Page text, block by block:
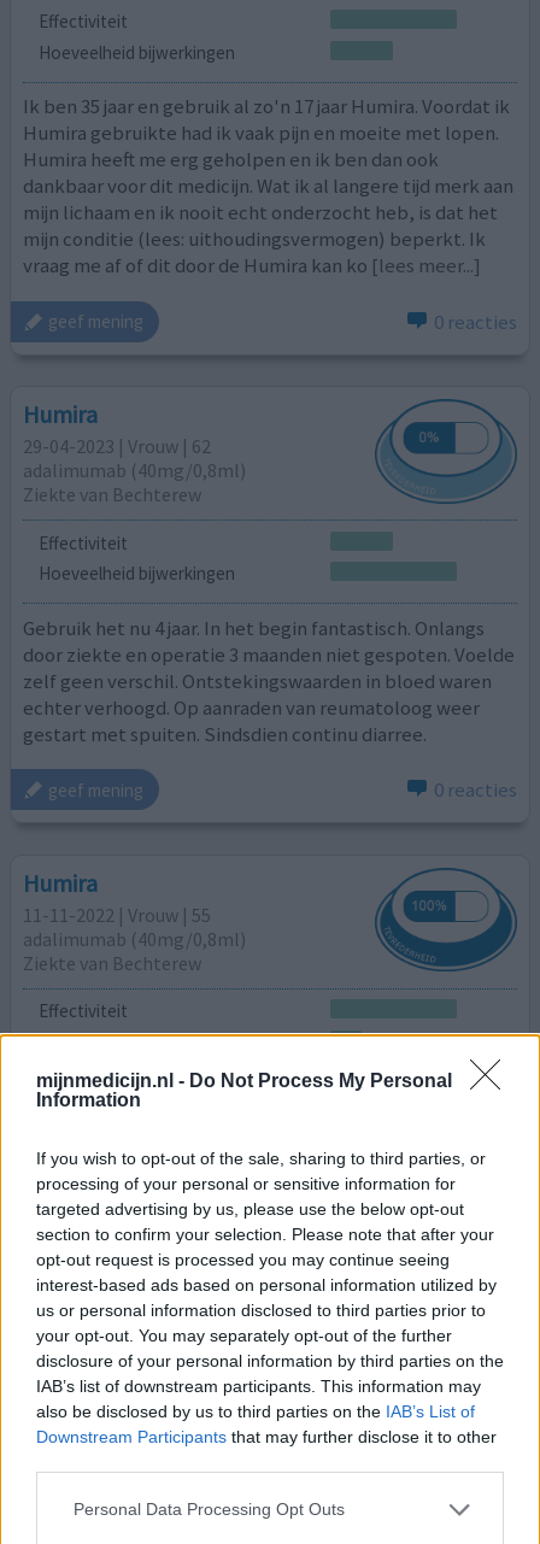
mijnmedicijn.nl - Do Not Process My Personal
Information
If you wish to opt-out of the sale, sharing to third parties, or
processing of your personal or sensitive information for
targeted advertising by us, please use the below opt-out
section to confirm your selection. Please note that after your
opt-out request is processed you may continue seeing
interest-based ads based on personal information utilized by
us or personal information disclosed to third parties prior to
your opt-out. You may separately opt-out of the further
disclosure of your personal information by third parties on the
IAB’s list of downstream participants. This information may
also be disclosed by us to third parties on the IAB’s List of
Downstream Participants that may further disclose it to other
Personal Data Processing Opt Outs
Effectiviteit
Hoeveelheid bijwerkingen
Ik ben 35 jaar en gebruik al zo'n 17 jaar Humira. Voordat ik
Humira gebruikte had ik vaak pijn en moeite met lopen.
Humira heeft me erg geholpen en ik ben dan ook
dankbaar voor dit medicijn. Wat ik al langere tijd merk aan
mijn lichaam en ik nooit echt onderzocht heb, is dat het
mijn conditie (lees: uithoudingsvermogen) beperkt. Ik
vraag me af of dit door de Humira kan ko [lees meer...]
geef mening 0 reacties
Humira
29-04-2023 | Vrouw | 62
adalimumab (40mg/0,8ml)
Ziekte van Bechterew
Effectiviteit
Hoeveelheid bijwerkingen
Gebruik het nu 4 jaar. In het begin fantastisch. Onlangs
door ziekte en operatie 3 maanden niet gespoten. Voelde
zelf geen verschil. Ontstekingswaarden in bloed waren
echter verhoogd. Op aanraden van reumatoloog weer
gestart met spuiten. Sindsdien continu diarree.
geef mening 0 reacties
Humira
11-11-2022 | Vrouw | 55
adalimumab (40mg/0,8ml)
Ziekte van Bechterew
Effectiviteit
Hoeveelheid bijwerkingen
Ik heb al 37 jaar de ziekte van Bechtrew. Ik had toen het
natuurlijk in het bloed... Toen deze wegging bij het
ziekenhuis waar ik werd behandeld, hebben alle artsen
gezegd dat ik het niet had want ik ben niet vergroeit. In
2015 na jaren van pijn en ellende en niet meer kunnen
werken, de arts weer opgezocht, de juiste medic[lees
meer...]
geef mening 0 reacties
Humira
Ziekte van Bechterew